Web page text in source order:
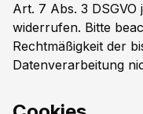
Art. 7 Abs. 3
widerrufen. Bitte
Rechtmäßigkeit der
Datenverarbeitung